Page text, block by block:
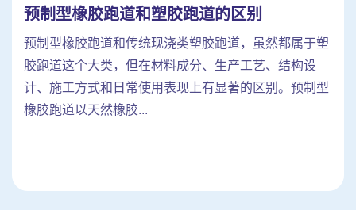
预制型橡胶跑道和塑胶跑道的区别
预制型橡胶跑道和传统现浇类塑胶跑道，虽然都属于塑
胶跑道这个大类，但在材料成分、生产工艺、结构设
计、施工方式和日常使用表现上有显著的区别。预制型
橡胶跑道以天然橡胶...